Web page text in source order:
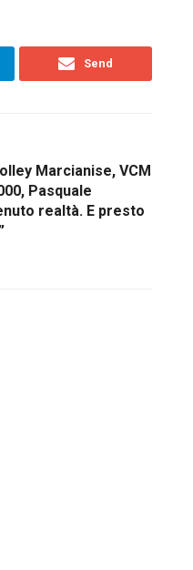
Send
Marcianise, VCM
Pasquale
realtà. E presto